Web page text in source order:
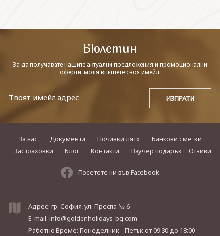
Бюлетин
За да получавате нашите актуални предложения и промоционални
оферти, моля впишете своя имейл.
За нас Документи Почивки лято
Банкови сметки
Застраховки
Блог Контакти Ваучер подарък Отзиви
Посетете ни във Facebook
Адрес: гр. София, ул. Преспа № 6
E-mail: info@goldenholidays-bg.com
Работно Време: Понеделник - Петъкот 09:30 до 18:00